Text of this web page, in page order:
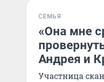
СЕМЬЯ
«Она мне
Андрея и
Участница